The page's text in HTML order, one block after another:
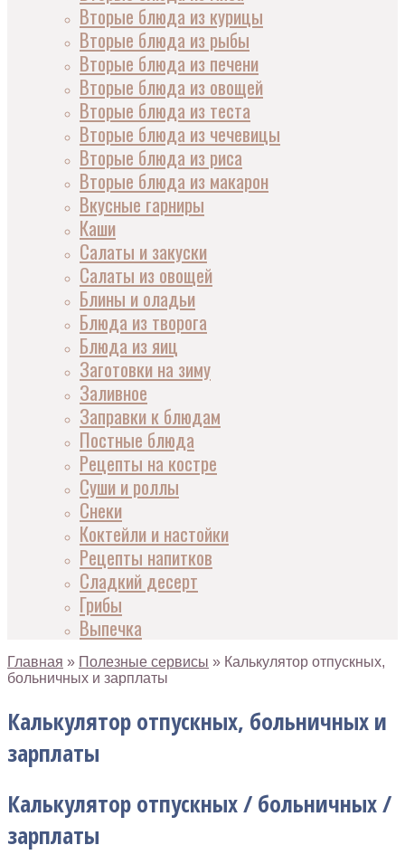
Вторые блюда из курицы
Вторые блюда из рыбы
Вторые блюда из печени
Вторые блюда из овощей
Вторые блюда из теста
Вторые блюда из чечевицы
Вторые блюда из риса
Вторые блюда из макарон
Вкусные гарниры
Каши
Салаты и закуски
Салаты из овощей
Блины и оладьи
Блюда из творога
Блюда из яиц
Заготовки на зиму
Заливное
Заправки к блюдам
Постные блюда
Рецепты на костре
Суши и роллы
Снеки
Коктейли и настойки
Рецепты напитков
Сладкий десерт
Грибы
Выпечка
Главная » Полезные сервисы » Калькулятор отпускных,
больничных и зарплаты
Калькулятор отпускных, больничных и
зарплаты
Калькулятор отпускных / больничных /
зарплаты